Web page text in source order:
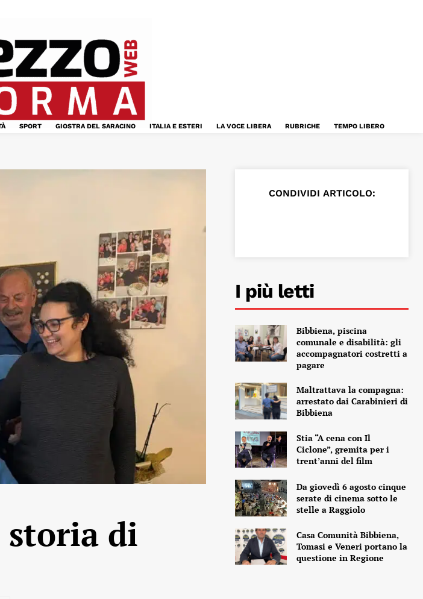
SPORT GIOSTRA DEL SARACINO ITALIA E ESTERI LA VOCE LIBERA RUBRICHE TEMPO LIBERO
storia di
CONDIVIDI ARTICOLO:
I più letti
Bibbiena, piscina
comunale e disabilità: gli
accompagnatori costretti a
pagare
Maltrattava la compagna:
arrestato dai Carabinieri di
Bibbiena
Stia “A cena con Il
Ciclone”, gremita per i
trent’anni del film
Da giovedì 6 agosto cinque
serate di cinema sotto le
stelle a Raggiolo
Casa Comunità Bibbiena,
Tomasi e Veneri portano la
questione in Regione